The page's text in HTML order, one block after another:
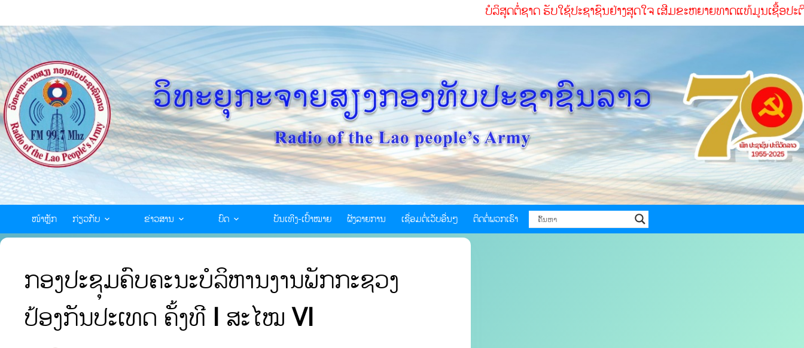
ບໍລິສຸດຕໍ່ຊາດ ຮັບໃຊ້ປະຊາຊົນຢ່າງສຸດໃຈ ເສີມຂະຫຍາຍທາດແທ້ມູນເຊື້ອປະຕິວັດ ສໍາ
ໜ້າຫຼັກ ກ່ຽວກັບ ຂ່າວສານ ບົດ ບັນເທີງ-ເປົ້າໝາຍ ຜັງລາຍການ ເຊື່ອມຕໍ່ເວັບອື່ນໆ ຕິດຕໍ່ພວກເຮົາ
ກອງປະຊຸມຄົບຄະນະບໍລິຫານງານພັກກະຊວງ
ປ້ອງກັນປະເທດ ຄັ້ງທີ I ສະໄໝ VI